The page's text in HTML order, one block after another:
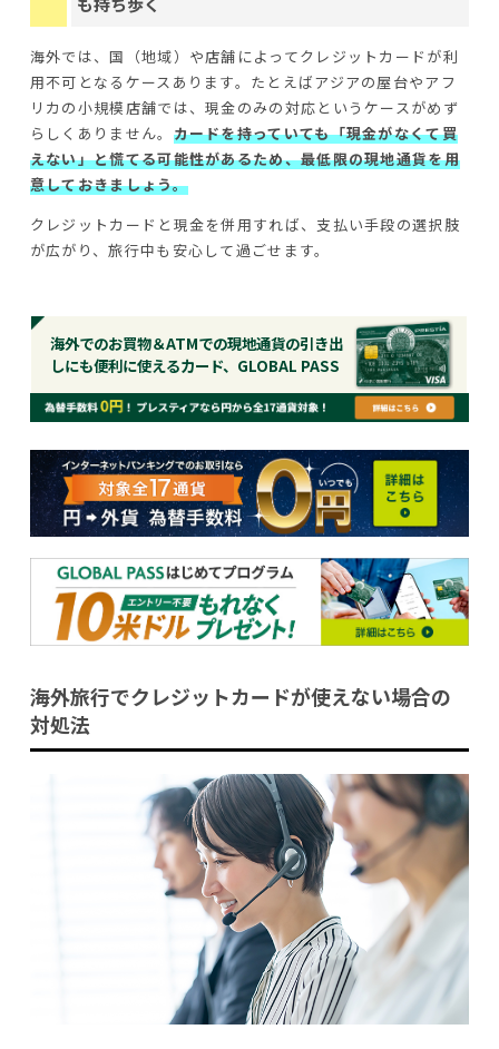
海外では、国（地域）や店舗によってクレジットカードが利
用不可となるケースあります。たとえばアジアの屋台やアフ
リカの小規模店舗では、現金のみの対応というケースがめず
らしくありません。 カードを持っていても「現金がなくて買
えない」と慌てる可能性があるため、最低限の現地通貨を用
意しておきましょう。
クレジットカードと現金を併用すれば、支払い手段の選択肢
が広がり、旅行中も安心して過ごせます。
海外でのお買物＆ATMでの現地通貨の引き出
しにも便利に使えるカード、GLOBAL PASS
海外旅行でクレジットカードが使えない場合の
対処法